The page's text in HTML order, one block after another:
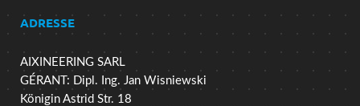
ADRESSE
AIXINEERING SARL
GÉRANT: Dipl. Ing. Jan Wisniewski
Königin Astrid Str. 18